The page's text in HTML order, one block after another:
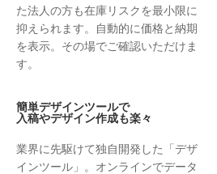
た法人の方も在庫リスクを最小限に
抑えられます。自動的に価格と納期
を表示。その場でご確認いただけま
す。
簡単デザインツールで
入稿やデザイン作成も楽々
業界に先駆けて独自開発した「デザ
インツール」。オンラインでデータ